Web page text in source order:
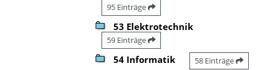
95 Einträge
53 Elektrotechnik
59 Einträge
54 Informatik 58 Einträge